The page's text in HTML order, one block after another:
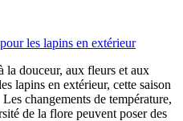
les lapins en extérieur
la douceur, aux fleurs et aux
lapins en extérieur, cette saison
changements de température,
de la flore peuvent poser des